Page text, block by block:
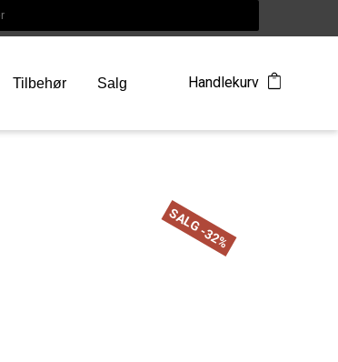
Tilbehør Salg Handlekurv
SALG -32%